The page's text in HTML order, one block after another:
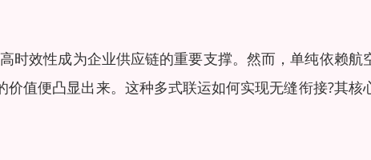
时效性成为企业供应链的重要支撑。然而，单纯依赖航
值便凸显出来。这种多式联运如何实现无缝衔接?其核